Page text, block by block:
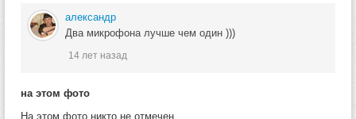
александр
Два микрофона лучше чем один )))
14 лет назад
на этом фото
На этом фото никто не отмечен